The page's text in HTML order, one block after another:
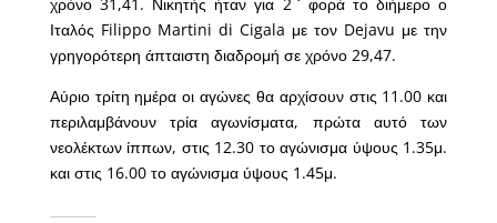
Ιταλός Filippo Martini di Cigala με τον Dejavu με την
γρηγορότερη άπταιστη διαδρομή σε χρόνο 29,47.
Αύριο τρίτη ημέρα οι αγώνες θα αρχίσουν στις 11.00 και
περιλαμβάνουν τρία αγωνίσματα, πρώτα αυτό των
νεολέκτων ίππων, στις 12.30 το αγώνισμα ύψους 1.35μ.
και στις 16.00 το αγώνισμα ύψους 1.45μ.